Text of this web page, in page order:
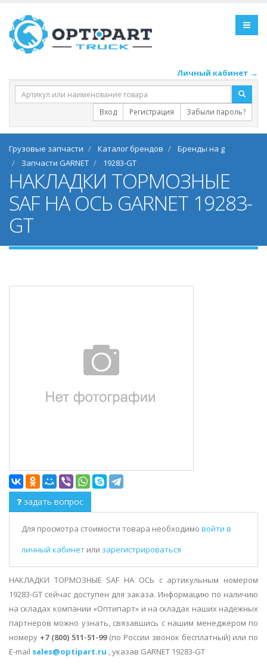
Личный кабинет →
Вход Регистрация Забыли пароль?
Грузовые запчасти Каталог брендов
Бренды на g
Запчасти GARNET
19283-GT
НАКЛАДКИ ТОРМОЗНЫЕ
SAF НА ОСЬ GARNET 19283-
GT
задать вопрос
Для просмотра стоимости товара необходимо войти в
личный кабинет или зарегистрироваться
НАКЛАДКИ ТОРМОЗНЫЕ SAF НА ОСЬ с артикульным номером
19283-GT сейчас доступен для заказа. Информацию по наличию
на складах компании «Оптипарт» и на складах наших надежных
партнеров можно узнать, связавшись с нашим менеджером по
номеру +7 (800) 511-51-99(по России звонок бесплатный) или по
E-mail sales@optipart.ru , указав GARNET 19283-GT